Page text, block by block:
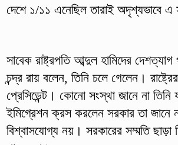
দেশে ১/১১ এনেছিল তারাই অদৃশ্যভাবে এ
সাবেক রাষ্ট্রপতি আব্দুল হামিদের
চন্দ্র রায় বলেন, তিনি চলে গেলেন।
প্রেসিডেন্ট। কোনো সংস্থা জানে না তিনি
ইমিগ্রেশন ক্রস করলেন সরকার তা জানে
বিশ্বাসযোগ্য নয়। সরকারের সম্মতি ছাড়া